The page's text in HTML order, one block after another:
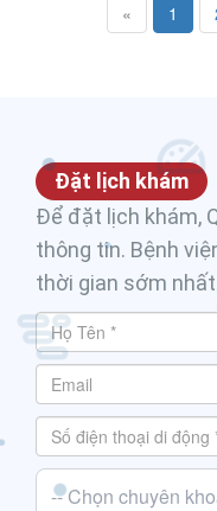
« 1
Đặt lịch khám
Để đặt lịch khám,
thông tin. Bệnh
thời gian sớm
-- Chọn chuyên